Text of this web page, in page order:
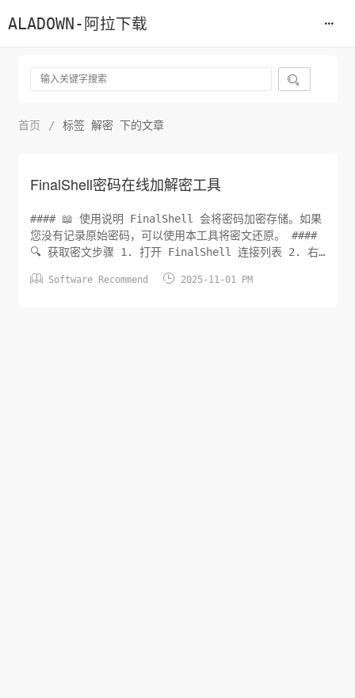
ALADOWN-阿拉下载

首页 / 标签 解密 下的文章
FinalShell密码在线加解密工具
#### 📖 使用说明 FinalShell 会将密码加密存储。如果
您没有记录原始密码，可以使用本工具将密文还原。 ####
🔍 获取密文步骤 1. 打开 FinalShell 连接列表 2. 右
"password" 字段 5. 复制密文值（不含引号） 示例密
 Software Recommend  2025-11-01 PM